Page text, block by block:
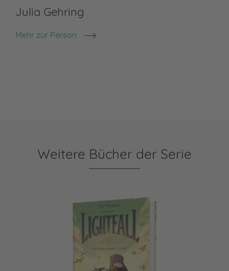
Julia Gehring
Mehr zur Person
Julia Gehring
Weitere Bücher der Serie